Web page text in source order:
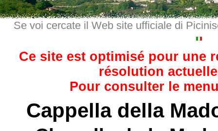
Se voi cercate il Web site ufficiale di
Ce site est optimisé pour une
résolution
Pour consulter le
Cappella della